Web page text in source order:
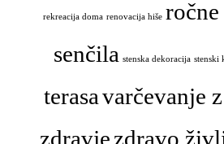
rekreacija doma renovacija hiše ročne
senčila stenska dekoracija stenski
terasavarčevanje
zdravjezdravo